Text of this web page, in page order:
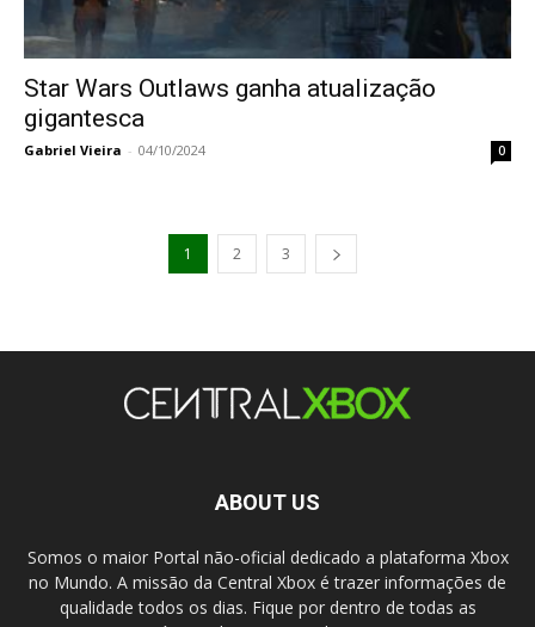
Star Wars Outlaws ganha atualização
gigantesca
Gabriel Vieira - 04/10/2024 0
1 2 3
ABOUT US
Somos o maior Portal não-oficial dedicado a plataforma Xbox
no Mundo. A missão da Central Xbox é trazer informações de
qualidade todos os dias. Fique por dentro de todas as